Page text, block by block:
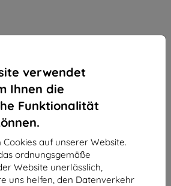
verwendet
Ihnen die
Funktionalität
auf unserer Website.
ordnungsgemäße
Website unerlässlich,
uns helfen, den Datenverkehr
iPad Pro 11" (18/20/21)/
case-friendly, antibakteriell
Pro 11 Apple iPad Air 4